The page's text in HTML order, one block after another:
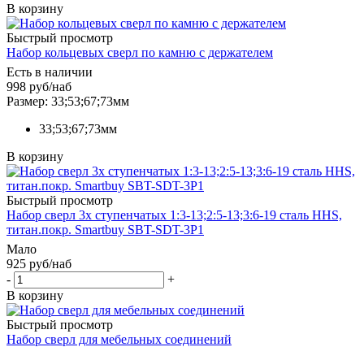
В корзину
Быстрый просмотр
Набор кольцевых сверл по камню с держателем
Есть в наличии
998 руб/наб
Размер: 33;53;67;73мм
33;53;67;73мм
В корзину
Быстрый просмотр
Набор сверл 3х ступенчатых 1:3-13;2:5-13;3:6-19 сталь HHS,
титан.покр. Smartbuy SBT-SDT-3P1
Мало
925 руб/наб
-
+
В корзину
Быстрый просмотр
Набор сверл для мебельных соединений